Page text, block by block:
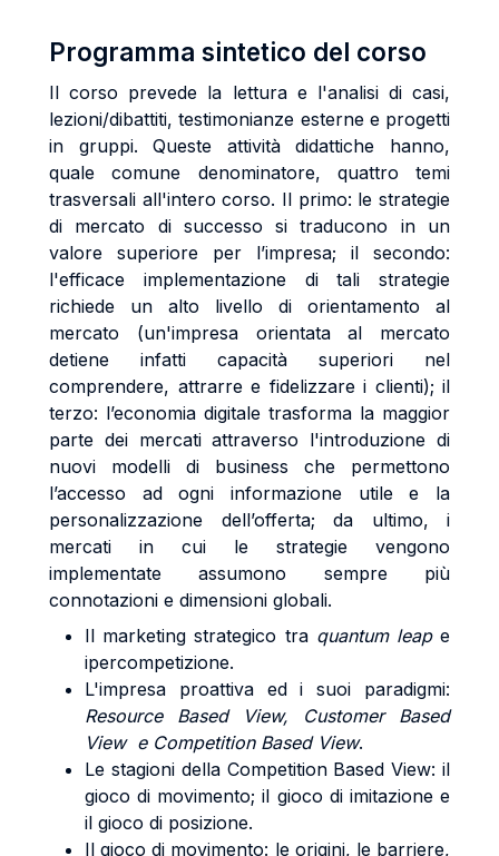
Programma sintetico del corso
Il corso prevede la lettura e l'analisi di casi,
lezioni/dibattiti, testimonianze esterne e progetti
in gruppi. Queste attività didattiche hanno,
quale comune denominatore, quattro temi
trasversali all'intero corso. Il primo: le strategie
di mercato di successo si traducono in un
valore superiore per l’impresa; il secondo:
l'efficace implementazione di tali strategie
richiede un alto livello di orientamento al
mercato (un'impresa orientata al mercato
detiene infatti capacità superiori nel
comprendere, attrarre e fidelizzare i clienti); il
terzo: l’economia digitale trasforma la maggior
parte dei mercati attraverso l'introduzione di
nuovi modelli di business che permettono
l’accesso ad ogni informazione utile e la
personalizzazione dell’offerta; da ultimo, i
mercati in cui le strategie vengono
implementate assumono sempre più
connotazioni e dimensioni globali.
Il marketing strategico tra quantum leape
ipercompetizione.
L'impresa proattiva ed i suoi paradigmi:
Resource Based View, Customer Based
View e Competition Based View.
Le stagioni della Competition Based View: il
gioco di movimento; il gioco di imitazione e
il gioco di posizione.
Il gioco di movimento: le origini, le barriere,